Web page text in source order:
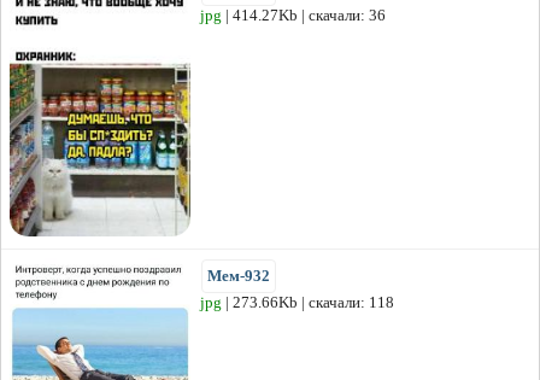
jpg | 414.27Kb | скачали: 36
Мем-932
jpg | 273.66Kb | скачали: 118